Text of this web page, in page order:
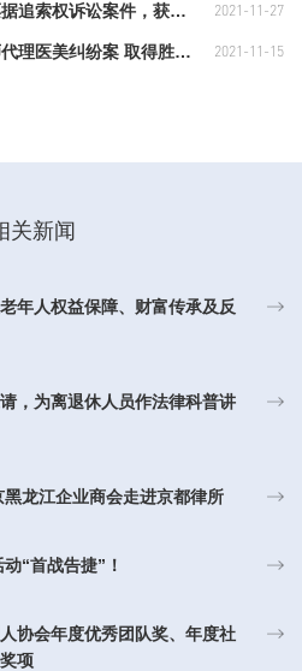
件，获得北京金融法院终审胜诉 2021-11-27
医美纠纷案 取得胜诉判决 2021-11-15
关新闻
年人权益保障、财富传承及反
，为离退休人员作法律科普讲
龙江企业商会走进京都律所
“首战告捷”！
协会年度优秀团队奖、年度社
项